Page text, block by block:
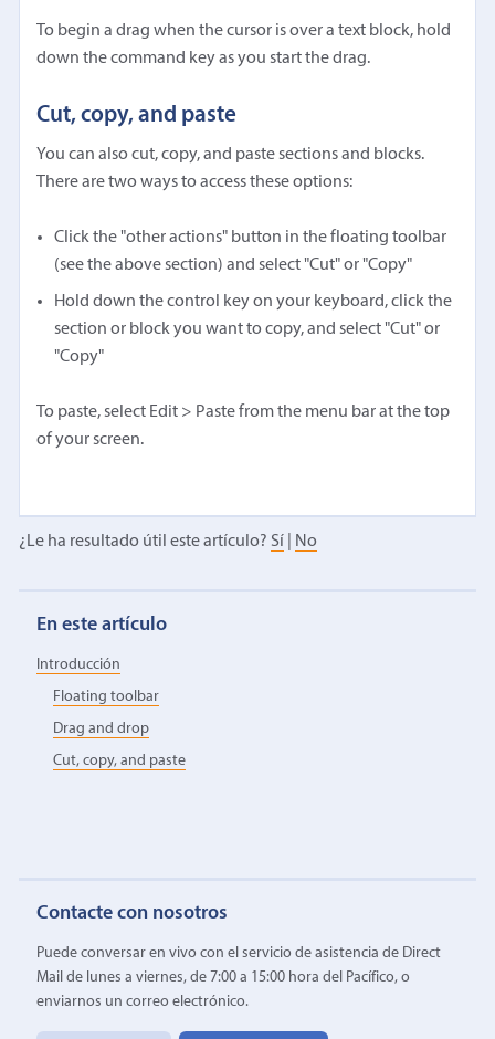
To begin a drag when the cursor is over a text block, hold
down the command key as you start the drag.
Cut, copy, and paste
You can also cut, copy, and paste sections and blocks.
There are two ways to access these options:
Click the "other actions" button in the floating toolbar
(see the above section) and select "Cut" or "Copy"
Hold down the control key on your keyboard, click the
section or block you want to copy, and select "Cut" or
"Copy"
To paste, select Edit > Paste from the menu bar at the top
of your screen.
¿Le ha resultado útil este artículo? Sí No
En este artículo
Introducción
Floating toolbar
Drag and drop
Cut, copy, and paste
Contacte con nosotros
Puede conversar en vivo con el servicio de asistencia de Direct
Mail de lunes a viernes, de 7:00 a 15:00 hora del Pacífico, o
enviarnos un correo electrónico.